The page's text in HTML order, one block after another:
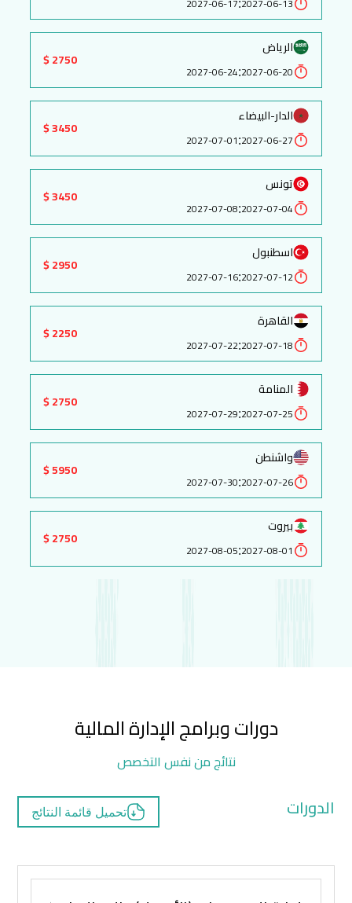
الرياض
2027-06-20
:
2027-06-24
2750 $
الدار-البيضاء
2027-06-27
:
2027-07-01
3450 $
تونس
2027-07-04
:
2027-07-08
3450 $
اسطنبول
2027-07-12
:
2027-07-16
2950 $
القاهرة
2027-07-18
:
2027-07-22
2250 $
المنامة
2027-07-25
:
2027-07-29
2750 $
واشنطن
2027-07-26
:
2027-07-30
5950 $
بيروت
2027-08-01
:
2027-08-05
2750 $
دورات وبرامج الإدارة المالية
نتائج من نفس التخصص
الدورات تحميل قائمة النتائج